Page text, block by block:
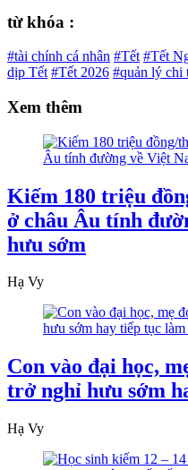
từ khóa :
#tài chính cá nhân #Tết #Tết
dịp Tết #Tết 2026 #quản lý chi
Xem thêm
Kiếm 180 triệu
ở châu Âu tính
hưu sớm
Hạ Vy
Con vào đại học,
trở nghỉ hưu sớm
Hạ Vy